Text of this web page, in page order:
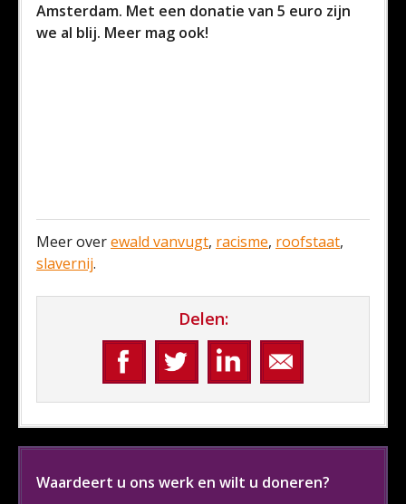
Amsterdam. Met een donatie van 5 euro zijn
we al blij. Meer mag ook!
Meer overewald vanvugt, racisme, roofstaat,
slavernij.
Delen:
Waardeert u ons werk en wilt u doneren?